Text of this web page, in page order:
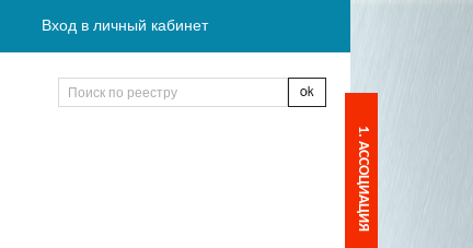
Вход в личный кабинет
1. АССОЦИАЦИЯ